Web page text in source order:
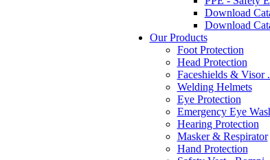
Download
Download
Our Products
Foot Protection
Head Protection
Faceshields & Visor
Welding Helmets
Eye Protection
Emergency Eye
Hearing Protection
Masker & Respirator
Hand Protection